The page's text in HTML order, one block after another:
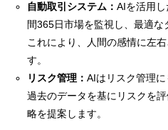
自動取引システム：AIを活用
間365日市場を監視し、最適な
これにより、人間の感情に左
す。
リスク管理：AIはリスク管理に
過去のデータを基にリスクを
略を提案します。